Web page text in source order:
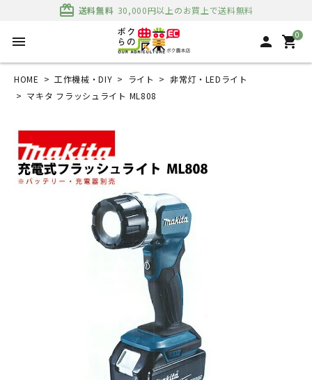
card_giftcard 送料無料 30,000円以上のお買上で送料無料
menu person 0
shopping_cart
HOME 工作機械・DIY ライト
非常灯・LEDライト
マキタ フラッシュライト ML808